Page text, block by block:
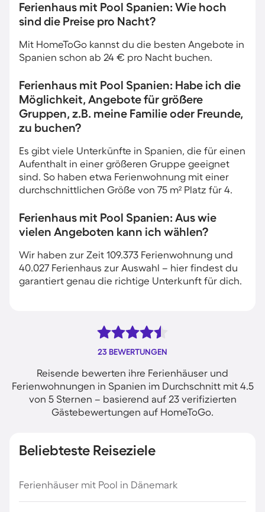
Ferienhaus mit Pool Spanien: Wie hoch
sind die Preise pro Nacht?
Mit HomeToGo kannst du die besten Angebote in
Spanien schon ab 24 € pro Nacht buchen.
Ferienhaus mit Pool Spanien: Habe ich die
Möglichkeit, Angebote für größere
Gruppen, z.B. meine Familie oder Freunde,
zu buchen?
Es gibt viele Unterkünfte in Spanien, die für einen
Aufenthalt in einer größeren Gruppe geeignet
sind. So haben etwa Ferienwohnung mit einer
durchschnittlichen Größe von 75 m² Platz für 4.
Ferienhaus mit Pool Spanien: Aus wie
vielen Angeboten kann ich wählen?
Wir haben zur Zeit 109.373 Ferienwohnung und
40.027 Ferienhaus zur Auswahl – hier findest du
garantiert genau die richtige Unterkunft für dich.
23 BEWERTUNGEN
Reisende bewerten ihre Ferienhäuser und
Ferienwohnungen in Spanien im Durchschnitt mit 4.5
von 5 Sternen – basierend auf 23 verifizierten
Gästebewertungen auf HomeToGo.
Beliebteste Reiseziele
Ferienhäuser mit Pool in Dänemark